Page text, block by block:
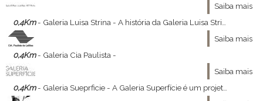
Saiba mais
0,4Km- Galeria Luisa Strina - A história da Galeria Luisa Strina, a mais antiga galeria de arte contemporânea de São Paulo, se mistura com a trajetória profissional de Luisa Strina.
Saiba mais
0,4Km- Galeria Cia Paulista -
Saiba mais
0,4Km- Galeria Sueprficie - A Galeria Superfície é um projeto dos sócios Gustavo Nóbrega